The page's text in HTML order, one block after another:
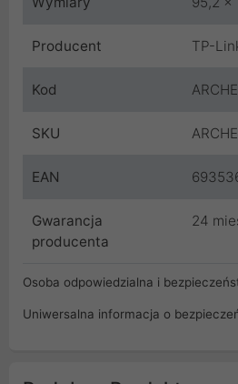
Producent TP-
Kod
SKU
EAN
Gwarancja
producenta
24
Osoba odpowiedzialna i
Uniwersalna informacja o